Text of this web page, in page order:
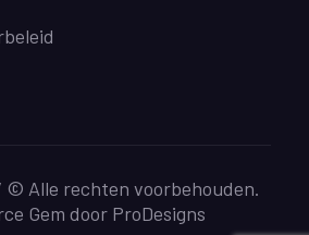
© Alle rechten voorbehouden.
Gem door ProDesigns